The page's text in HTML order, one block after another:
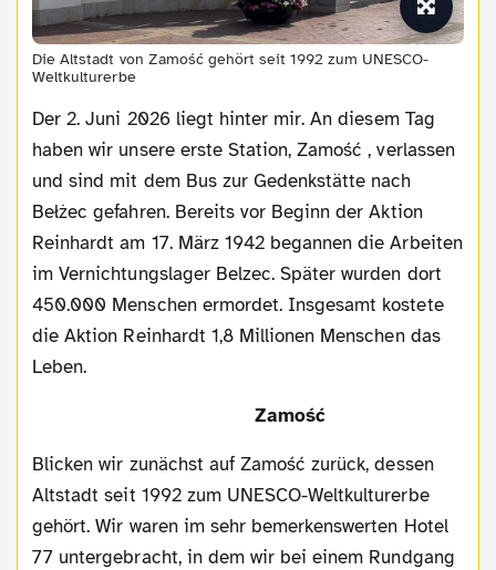
Die Altstadt von Zamość gehört seit 1992 zum UNESCO-
Weltkulturerbe
Der 2. Juni 2026 liegt hinter mir. An diesem Tag
haben wir unsere erste Station, Zamość , verlassen
und sind mit dem Bus zur Gedenkstätte nach
Bełżec gefahren. Bereits vor Beginn der Aktion
Reinhardt am 17. März 1942 begannen die Arbeiten
im Vernichtungslager Belzec. Später wurden dort
450.000 Menschen ermordet. Insgesamt kostete
die Aktion Reinhardt 1,8 Millionen Menschen das
Leben.
Zamość
Blicken wir zunächst auf Zamość zurück, dessen
Altstadt seit 1992 zum UNESCO-Weltkulturerbe
gehört. Wir waren im sehr bemerkenswerten Hotel
77 untergebracht, in dem wir bei einem Rundgang